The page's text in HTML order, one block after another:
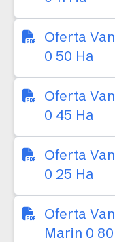
Oferta
0 50 Ha
Oferta
0 45 Ha
Oferta
0 25 Ha
Oferta
Marin 0